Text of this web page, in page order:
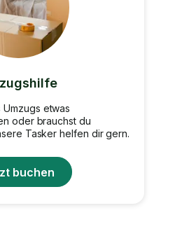
etwas
oder brauchst du
Tasker helfen dir gern.
buchen